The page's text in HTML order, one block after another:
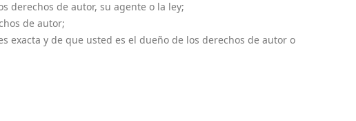
derechos de autor, su agente o la ley;
de autor;
exacta y de que usted es el dueño de los derechos de autor o